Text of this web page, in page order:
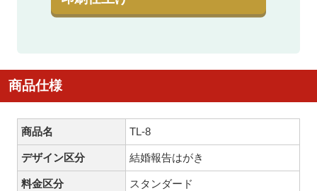
商品仕様
商品名 TL-8
デザイン区分 結婚報告はがき
料金区分 スタンダード